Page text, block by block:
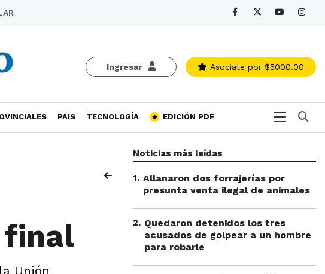
Ingresar Asociate por $5000.00
PAIS TECNOLOGÍA EDICIÓN PDF
final
Unión
Noticias más leídas
1. Allanaron dos forrajerías por
presunta venta ilegal de animales
2. Quedaron detenidos los tres
acusados de golpear a un hombre
para robarle